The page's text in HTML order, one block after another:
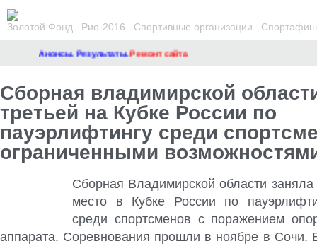
Золотой Фонд Рио-2016 Спортивные организации
Анонсы. Результаты.Ремонт сайта
Сборная владимирской
третьей на Кубке России по
пауэрлифтингу среди
ограниченными
Сборная Владимирской области заняла
место в Кубке России по
среди спортсменов с поражением
аппарата. Соревнования прошли в ноябре в Сочи.